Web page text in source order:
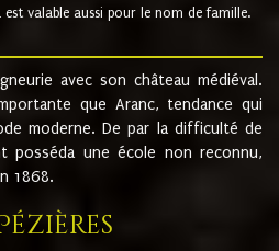
valable aussi pour le nom de famille.
avec son château médiéval.
que Aranc, tendance qui
moderne. De par la difficulté de
posséda une école non reconnu,
1868.